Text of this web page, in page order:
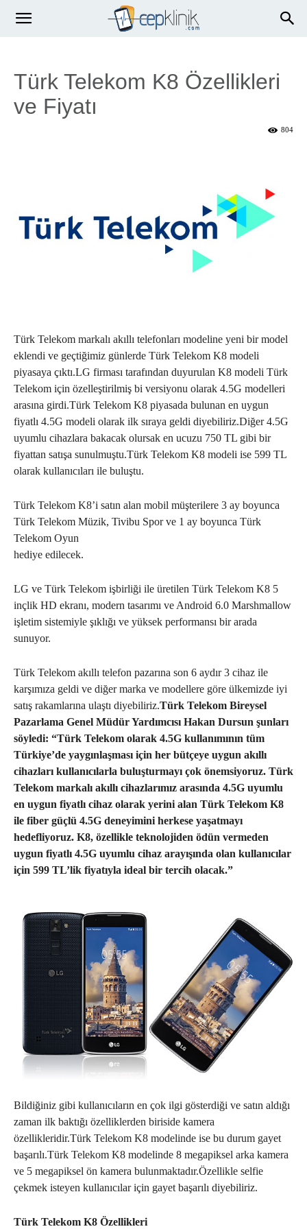
Türk Telekom K8 Özellikleri
ve Fiyatı
804
Türk Telekom markalı akıllı telefonları modeline yeni bir model
eklendi ve geçtiğimiz günlerde Türk Telekom K8 modeli
piyasaya çıktı.LG firması tarafından duyurulan K8 modeli Türk
Telekom için özelleştirilmiş bi versiyonu olarak 4.5G modelleri
arasına girdi.Türk Telekom K8 piyasada bulunan en uygun
fiyatlı 4.5G modeli olarak ilk sıraya geldi diyebiliriz.Diğer 4.5G
uyumlu cihazlara bakacak olursak en ucuzu 750 TL gibi bir
fiyattan satışa sunulmuştu.Türk Telekom K8 modeli ise 599 TL
olarak kullanıcıları ile buluştu.
Türk Telekom K8’i satın alan mobil müşterilere 3 ay boyunca
Türk Telekom Müzik, Tivibu Spor ve 1 ay boyunca Türk
Telekom Oyun
hediye edilecek.
LG ve Türk Telekom işbirliği ile üretilen Türk Telekom K8 5
inçlik HD ekranı, modern tasarımı ve Android 6.0 Marshmallow
işletim sistemiyle şıklığı ve yüksek performansı bir arada
sunuyor.
Türk Telekom akıllı telefon pazarına son 6 aydır 3 cihaz ile
karşımıza geldi ve diğer marka ve modellere göre ülkemizde iyi
satış rakamlarına ulaştı diyebiliriz.Türk Telekom Bireysel
Pazarlama Genel Müdür Yardımcısı Hakan Dursun şunları
söyledi: “Türk Telekom olarak 4.5G kullanımının tüm
Türkiye’de yaygınlaşması için her bütçeye uygun akıllı
cihazları kullanıcılarla buluşturmayı çok önemsiyoruz. Türk
Telekom markalı akıllı cihazlarımız arasında 4.5G uyumlu
en uygun fiyatlı cihaz olarak yerini alan Türk Telekom K8
ile fiber güçlü 4.5G deneyimini herkese yaşatmayı
hedefliyoruz. K8, özellikle teknolojiden ödün vermeden
uygun fiyatlı 4.5G uyumlu cihaz arayışında olan kullanıcılar
için 599 TL’lik fiyatıyla ideal bir tercih olacak.”
Bildiğiniz gibi kullanıcıların en çok ilgi gösterdiği ve satın aldığı
zaman ilk baktığı özelliklerden biriside kamera
özellikleridir.Türk Telekom K8 modelinde ise bu durum gayet
başarılı.Türk Telekom K8 modelinde 8 megapiksel arka kamera
ve 5 megapiksel ön kamera bulunmaktadır.Özellikle selfie
çekmek isteyen kullanıcılar için gayet başarılı diyebiliriz.
Türk Telekom K8 Özellikleri